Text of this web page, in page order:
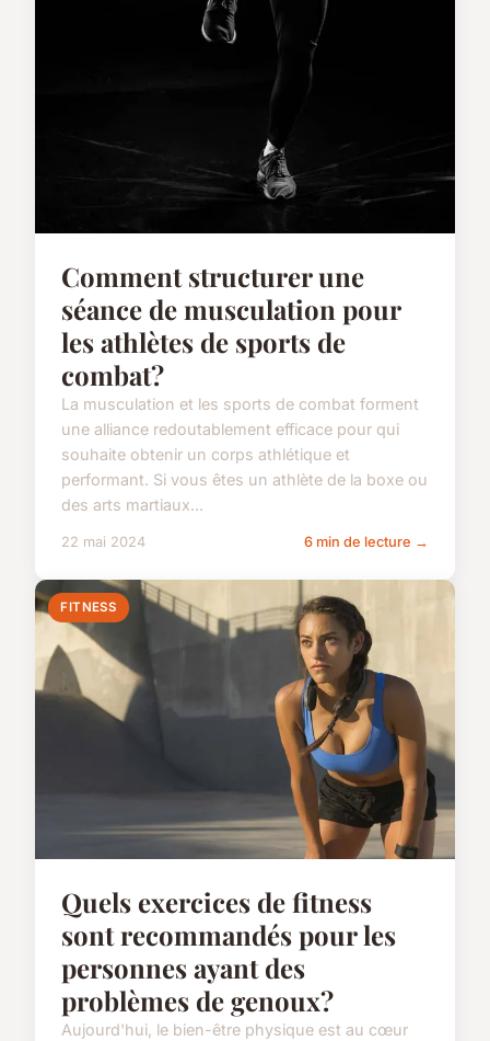
Comment structurer une
séance de musculation pour
les athlètes de sports de
combat?
La musculation et les sports de combat forment
une alliance redoutablement efficace pour qui
souhaite obtenir un corps athlétique et
performant. Si vous êtes un athlète de la boxe ou
des arts martiaux...
22 mai 2024 6 min de lecture →
FITNESS
Quels exercices de fitness
sont recommandés pour les
personnes ayant des
problèmes de genoux?
Aujourd'hui, le bien-être physique est au cœur